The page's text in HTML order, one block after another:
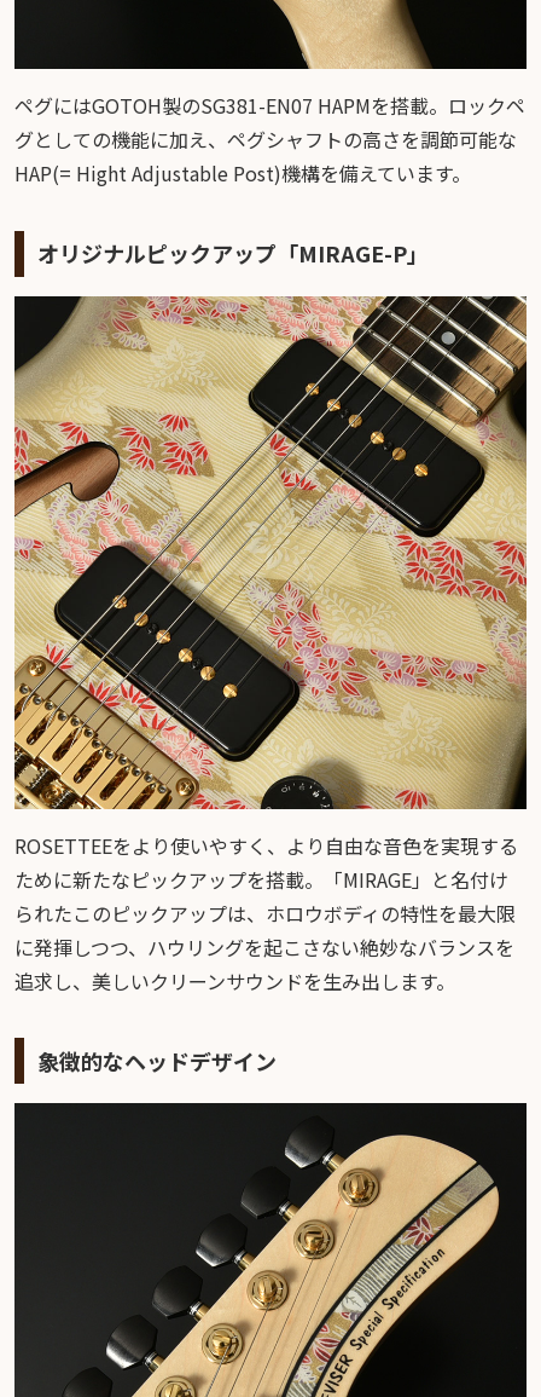
ペグにはGOTOH製のSG381-EN07 HAPMを搭載。ロックペ
グとしての機能に加え、ペグシャフトの高さを調節可能な
HAP(= Hight Adjustable Post)機構を備えています。
オリジナルピックアップ「MIRAGE-P」
ROSETTEEをより使いやすく、より自由な音色を実現する
ために新たなピックアップを搭載。「MIRAGE」と名付け
られたこのピックアップは、ホロウボディの特性を最大限
に発揮しつつ、ハウリングを起こさない絶妙なバランスを
追求し、美しいクリーンサウンドを生み出します。
象徴的なヘッドデザイン